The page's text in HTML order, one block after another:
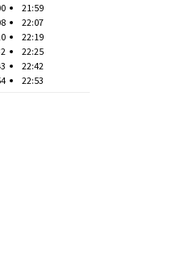
21:59
22:07
22:19
22:25
22:42
22:53